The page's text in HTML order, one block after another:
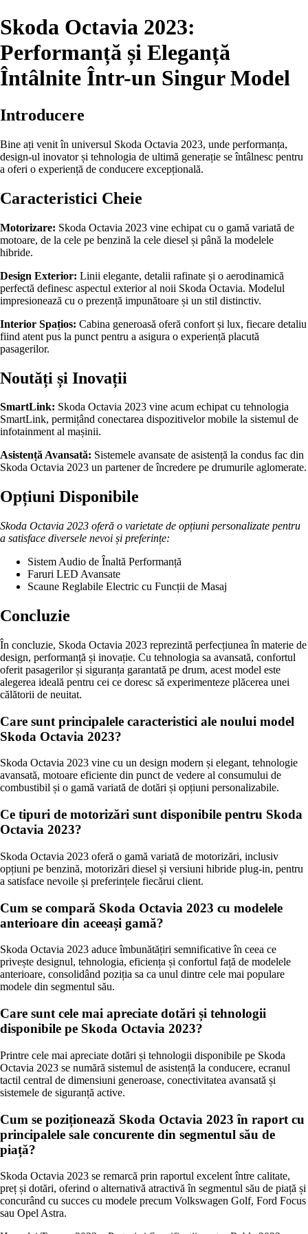
Skoda Octavia 2023:
Performanță și Eleganță
Întâlnite Într-un Singur Model
Introducere
Bine ați venit în universul Skoda Octavia 2023, unde performanța,
design-ul inovator și tehnologia de ultimă generație se întâlnesc pentru
a oferi o experiență de conducere excepțională.
Caracteristici Cheie
Motorizare: Skoda Octavia 2023 vine echipat cu o gamă variată de
motoare, de la cele pe benzină la cele diesel și până la modelele
hibride.
Design Exterior: Linii elegante, detalii rafinate și o aerodinamică
perfectă definesc aspectul exterior al noii Skoda Octavia. Modelul
impresionează cu o prezență impunătoare și un stil distinctiv.
Interior Spațios: Cabina generoasă oferă confort și lux, fiecare detaliu
fiind atent pus la punct pentru a asigura o experiență placută
pasagerilor.
Noutăți și Inovații
SmartLink: Skoda Octavia 2023 vine acum echipat cu tehnologia
SmartLink, permițând conectarea dispozitivelor mobile la sistemul de
infotainment al mașinii.
Asistență Avansată: Sistemele avansate de asistență la condus fac din
Skoda Octavia 2023 un partener de încredere pe drumurile aglomerate.
Opțiuni Disponibile
Skoda Octavia 2023 oferă o varietate de opțiuni personalizate pentru
a satisface diversele nevoi și preferințe:
Sistem Audio de Înaltă Performanță
Faruri LED Avansate
Scaune Reglabile Electric cu Funcții de Masaj
Concluzie
În concluzie, Skoda Octavia 2023 reprezintă perfecțiunea în materie de
design, performanță și inovație. Cu tehnologia sa avansată, confortul
oferit pasagerilor și siguranța garantată pe drum, acest model este
alegerea ideală pentru cei ce doresc să experimenteze plăcerea unei
călătorii de neuitat.
Care sunt principalele caracteristici ale noului model
Skoda Octavia 2023?
Skoda Octavia 2023 vine cu un design modern și elegant, tehnologie
avansată, motoare eficiente din punct de vedere al consumului de
combustibil și o gamă variată de dotări și opțiuni personalizabile.
Ce tipuri de motorizări sunt disponibile pentru Skoda
Octavia 2023?
Skoda Octavia 2023 oferă o gamă variată de motorizări, inclusiv
opțiuni pe benzină, motorizări diesel și versiuni hibride plug-in, pentru
a satisface nevoile și preferințele fiecărui client.
Cum se compară Skoda Octavia 2023 cu modelele
anterioare din aceeași gamă?
Skoda Octavia 2023 aduce îmbunătățiri semnificative în ceea ce
privește designul, tehnologia, eficiența și confortul față de modelele
anterioare, consolidând poziția sa ca unul dintre cele mai populare
modele din segmentul său.
Care sunt cele mai apreciate dotări și tehnologii
disponibile pe Skoda Octavia 2023?
Printre cele mai apreciate dotări și tehnologii disponibile pe Skoda
Octavia 2023 se numără sistemul de asistență la conducere, ecranul
tactil central de dimensiuni generoase, conectivitatea avansată și
sistemele de siguranță active.
Cum se poziționează Skoda Octavia 2023 în raport cu
principalele sale concurente din segmentul său de
piață?
Skoda Octavia 2023 se remarcă prin raportul excelent între calitate,
preț și dotări, oferind o alternativă atractivă în segmentul său de piață și
concurând cu succes cu modele precum Volkswagen Golf, Ford Focus
sau Opel Astra.